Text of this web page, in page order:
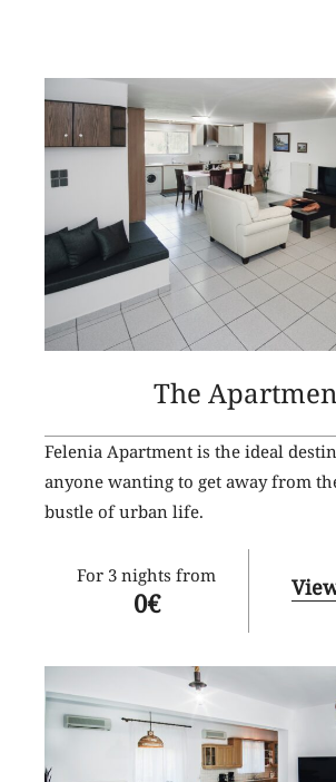
The
Felenia Apartment is the ideal
anyone wanting to get away from
bustle of urban life.
For 3 nights from
0€